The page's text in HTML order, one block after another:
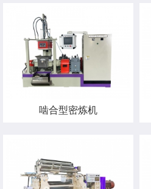
啮合型密炼机